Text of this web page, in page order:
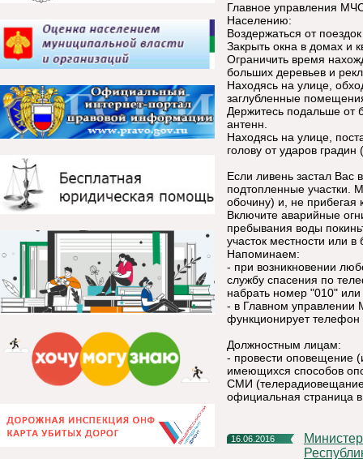
Главное управления
Населению:
Воздержаться от
Закрыть окна в домах и
Ограничить время
больших деревьев и
Находясь на улице,
заглубленные
Держитесь подальше от
антенн.
Находясь на улице,
голову от ударов
Если ливень застал Вас
подтопленные участки.
обочину) и, не прибегая
Включите аварийные
пребывания воды
участок местности или
Напоминаем:
- при возникновении
службу спасения по
набрать номер "010"
- в Главном управлении
функционирует
Должностным лицам:
- провести оповещение
имеющихся способов
СМИ
официальная страница
16.06.2016
Министерство промышленности, транспорта и энергетики